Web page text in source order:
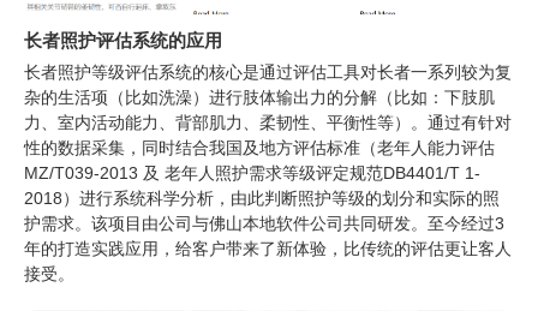
长者照护评估系统的应用
长者照护等级评估系统的核心是通过评估工具对长者一系列较为复
杂的生活项（比如洗澡）进行肢体输出力的分解（比如：下肢肌
力、室内活动能力、背部肌力、柔韧性、平衡性等）。通过有针对
性的数据采集，同时结合我国及地方评估标准（老年人能力评估
MZ/T039-2013 及 老年人照护需求等级评定规范DB4401/T 1-
2018）进行系统科学分析，由此判断照护等级的划分和实际的照
护需求。该项目由公司与佛山本地软件公司共同研发。至今经过3
年的打造实践应用，给客户带来了新体验，比传统的评估更让客人
接受。